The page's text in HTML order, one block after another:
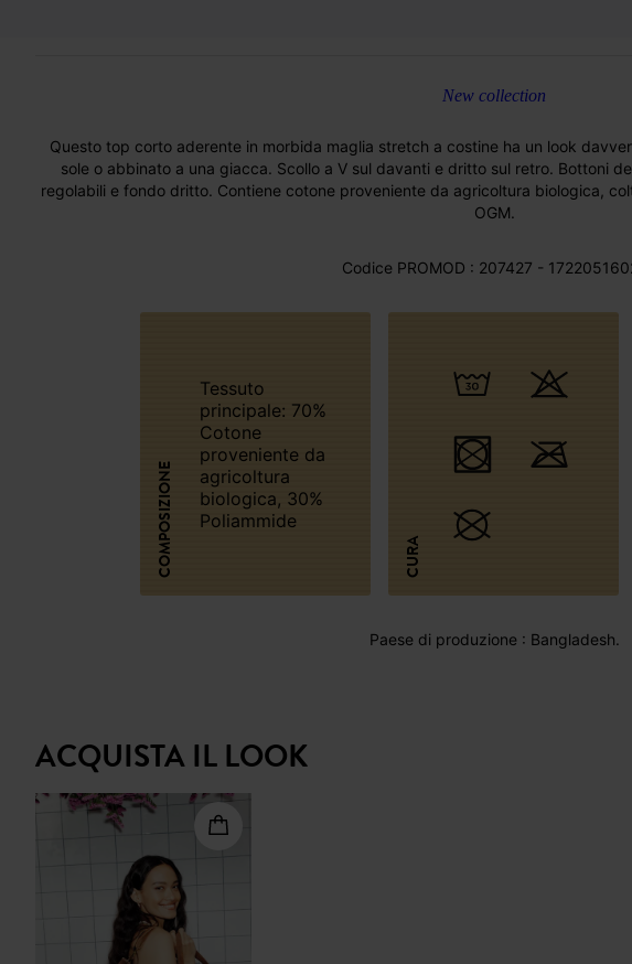
New collection
Questo top corto aderente in morbida maglia stretch a costine ha un look
sole o abbinato a una giacca. Scollo a V sul davanti e dritto sul retro. Bottoni
regolabili e fondo dritto. Contiene cotone proveniente da agricoltura biologica,
OGM.
Codice PROMOD : 207427 -
COMPOSIZIONE
Tessuto
principale: 70%
Cotone
proveniente da
agricoltura
biologica, 30%
Poliammide
CURA
Paese di produzione : Bangladesh.
ACQUISTA IL LOOK